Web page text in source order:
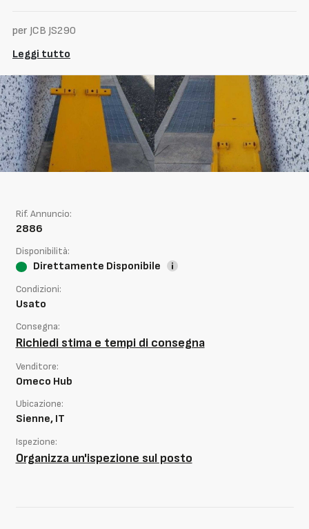
per JCB JS290
Leggi tutto
Rif. Annuncio:
2886
Disponibilità:
Direttamente Disponibile
Condizioni:
Usato
Consegna:
Richiedi stima e tempi di consegna
Venditore:
Omeco Hub
Ubicazione:
Sienne, IT
Ispezione:
Organizza un'ispezione sul posto